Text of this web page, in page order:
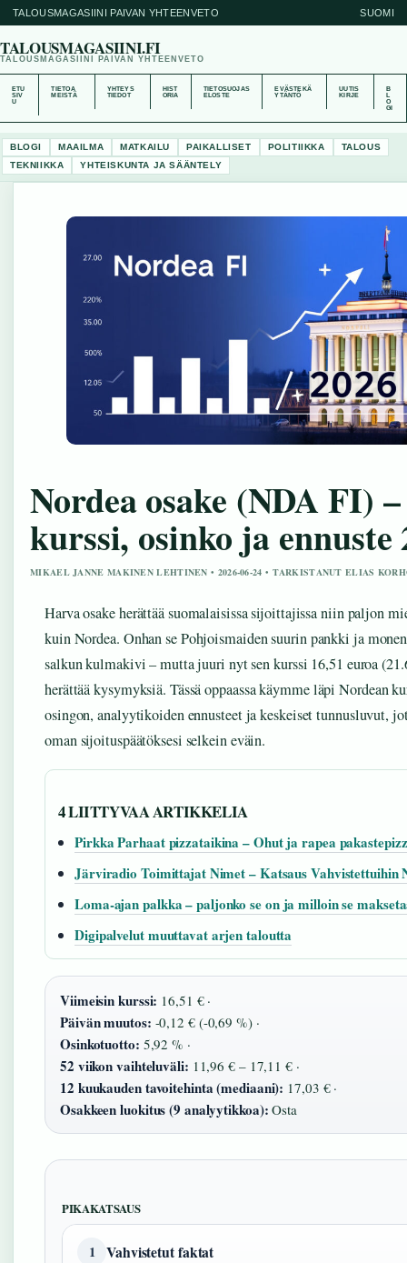
TALOUSMAGASIINI PAIVAN YHTEENVETO SUOMI
TALOUSMAGASIINI.FI
TALOUSMAGASIINI PAIVAN YHTEENVETO
ETU
SIV
U
TIETOA
MEISTÄ
YHTEYS
TIEDOT
HIST
ORIA
TIETOSUOJAS
ELOSTE
EVÄSTEKÄ
YTÄNTÖ
UUTIS
KIRJE
B
O
GI
BLOGI MAAILMA MATKAILU PAIKALLISET POLITIIKKA
TALOUS
TEKNIIKKA
YHTEISKUNTA JA SÄÄNTELY
Nordea osake (NDA FI) –
kurssi, osinko ja ennuste
MIKAEL JANNE MAKINEN LEHTINEN • 2026-06-24 • TARKISTANUT ELIAS
Harva osake herättää suomalaisissa sijoittajissa niin paljon
kuin Nordea. Onhan se Pohjoismaiden suurin pankki ja
salkun kulmakivi – mutta juuri nyt sen kurssi 16,51 euroa
herättää kysymyksiä. Tässä oppaassa käymme läpi Nordean
osingon, analyytikoiden ennusteet ja keskeiset tunnusluvut,
oman sijoituspäätöksesi selkein eväin.
4 LIITTYVAA ARTIKKELIA
Pirkka Parhaat pizzataikina – Ohut ja rapea
Järviradio Toimittajat Nimet – Katsaus Vahvistettuihin
Loma-ajan palkka – paljonko se on ja milloin se
Digipalvelut muuttavat arjen taloutta
Viimeisin kurssi: 16,51 € ·
Päivän muutos: -0,12 € (-0,69 %) ·
Osinkotuotto: 5,92 % ·
52 viikon vaihteluväli: 11,96 € – 17,11 € ·
12 kuukauden tavoitehinta (mediaani): 17,03 € ·
Osakkeen luokitus (9 analyytikkoa): Osta
PIKAKATSAUS
1 Vahvistetut faktat